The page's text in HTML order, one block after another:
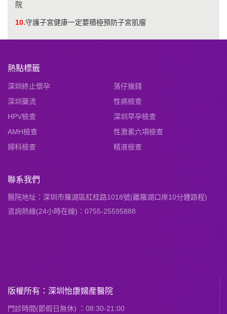
院
10.守護子宮健康一定要積極預防子宮肌瘤
熱點標籤
深圳終止懷孕
落仔幾錢
深圳藥流
性病檢查
HPV檢查
深圳早孕檢查
AMH檢查
性激素六項檢查
婦科檢查
精液檢查
聯系我們
醫院地址：深圳市羅湖區紅桂路1018號(離羅湖口岸10分鍾路程)
咨詢熱線(24小時在線)：0755-25595888
版權所有：深圳怡康婦産醫院
門診時間(節假日無休) ：08:30-21:00